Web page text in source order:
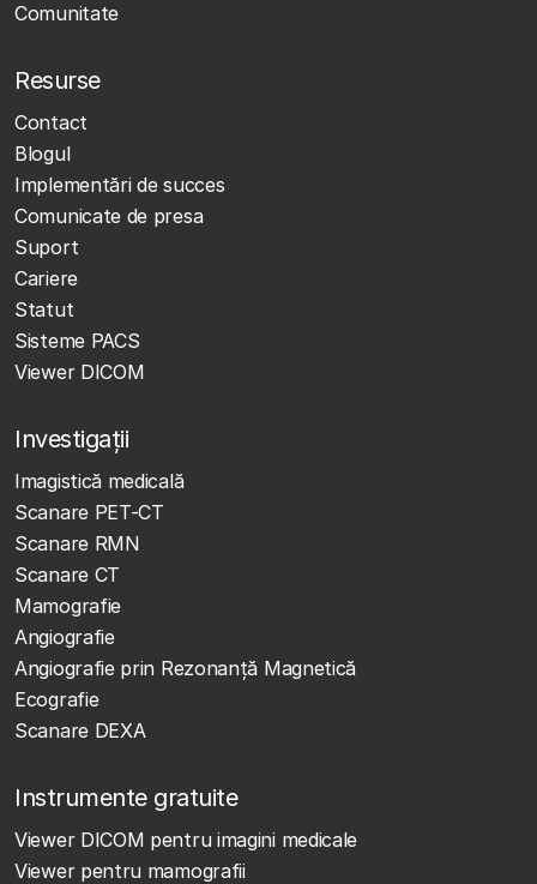
Comunitate
Resurse
Contact
Blogul
Implementări de succes
Comunicate de presa
Suport
Cariere
Statut
Sisteme PACS
Viewer DICOM
Investigații
Imagistică medicală
Scanare PET-CT
Scanare RMN
Scanare CT
Mamografie
Angiografie
Angiografie prin Rezonanță Magnetică
Ecografie
Scanare DEXA
Instrumente gratuite
Viewer DICOM pentru imagini medicale
Viewer pentru mamografii